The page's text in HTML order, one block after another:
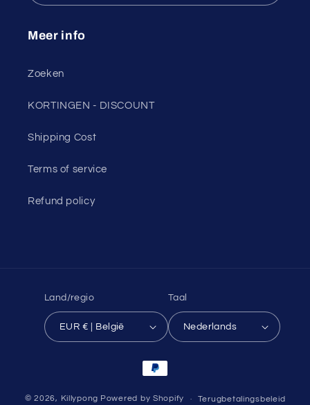
Meer info
Zoeken
KORTINGEN - DISCOUNT
Shipping Cost
Terms of service
Refund policy
Land/regio
EUR € | België
Taal
Nederlands
Betaalmethoden
© 2026, Killypong Powered by Shopify Terugbetalingsbeleid